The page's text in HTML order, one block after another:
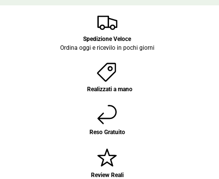
Spedizione Veloce
Ordina oggi e ricevilo in pochi giorni
Realizzati a mano
Reso Gratuito
Review Reali